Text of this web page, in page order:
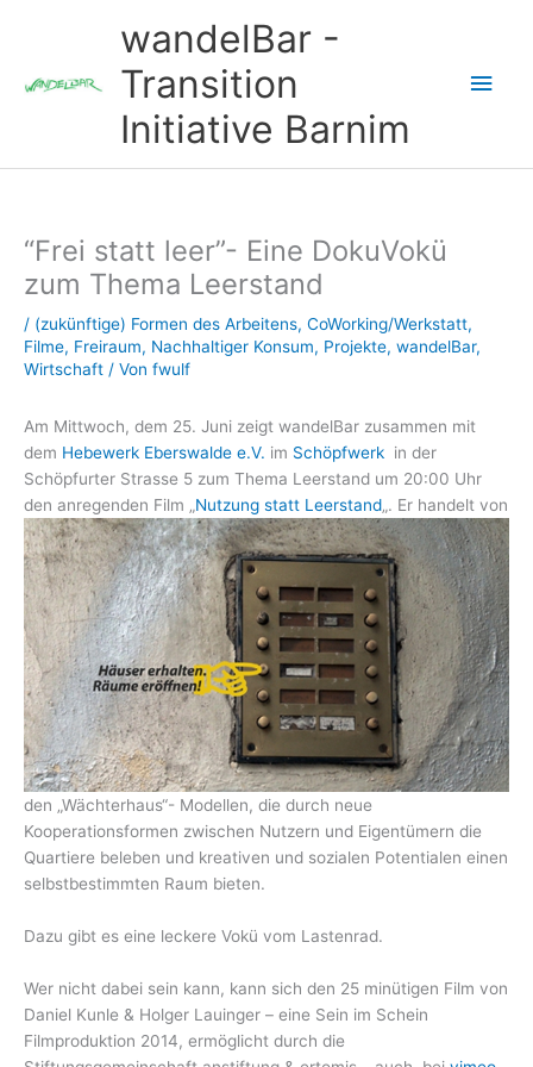
wandelBar -
Transition
Initiative Barnim
“Frei statt leer”- Eine DokuVokü
zum Thema Leerstand
/ (zukünftige) Formen des Arbeitens, CoWorking/Werkstatt,
Filme, Freiraum, Nachhaltiger Konsum, Projekte, wandelBar,
Wirtschaft / Von fwulf
Am Mittwoch, dem 25. Juni zeigt wandelBar zusammen mit
dem Hebewerk Eberswalde e.V. im Schöpfwerk in der
Schöpfurter Strasse 5 zum Thema Leerstand um 20:00 Uhr
den anregenden Film „Nutzung statt Leerstand„. Er handelt von
den „Wächterhaus“- Modellen, die durch neue
Kooperationsformen zwischen Nutzern und Eigentümern die
Quartiere beleben und kreativen und sozialen Potentialen einen
selbstbestimmten Raum bieten.
Dazu gibt es eine leckere Vokü vom Lastenrad.
Wer nicht dabei sein kann, kann sich den 25 minütigen Film von
Daniel Kunle & Holger Lauinger – eine Sein im Schein
Filmproduktion 2014, ermöglicht durch die